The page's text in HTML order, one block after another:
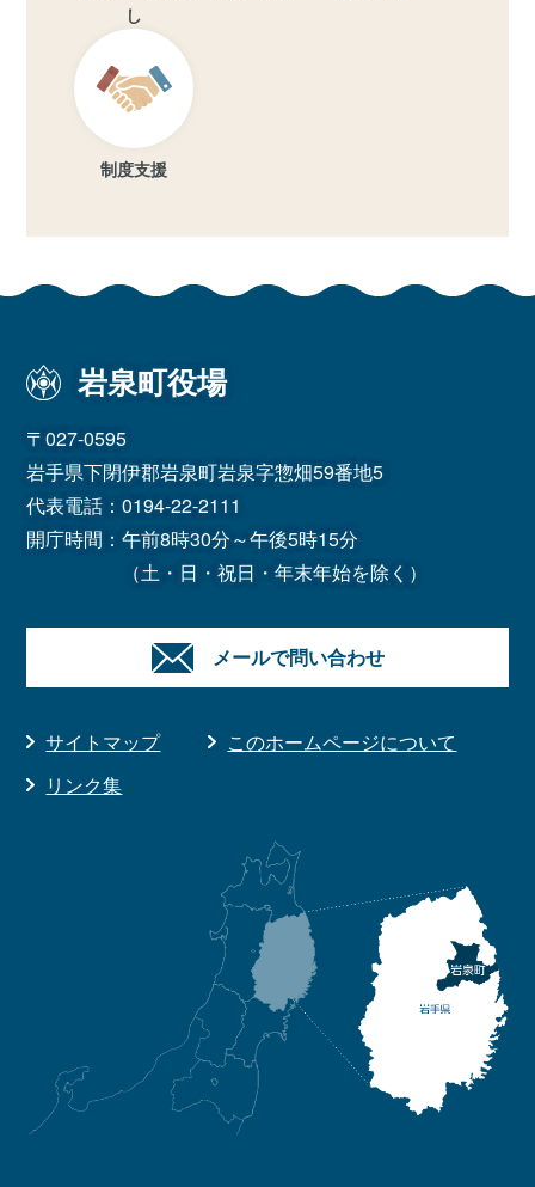
し
制度支援
岩泉町役場
〒027-0595
岩手県下閉伊郡岩泉町岩泉字惣畑59番地5
代表電話：0194-22-2111
開庁時間：午前8時30分～午後5時15分
（土・日・祝日・年末年始を除く）
メールで問い合わせ
サイトマップ
このホームページについて
リンク集